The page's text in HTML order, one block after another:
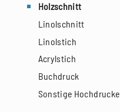
Holzschnitt
Linolschnitt
Linolstich
Acrylstich
Buchdruck
Sonstige Hochdrucke